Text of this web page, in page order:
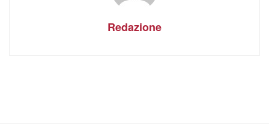
Redazione